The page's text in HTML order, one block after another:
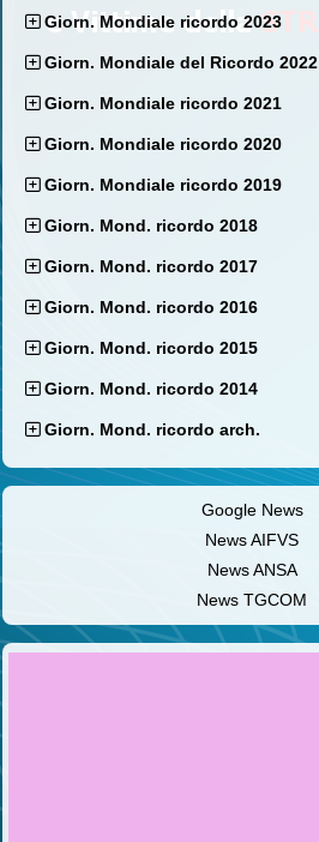
Giorn. Mondiale ricordo 2023
Giorn. Mondiale del Ricordo 2022
Giorn. Mondiale ricordo 2021
Giorn. Mondiale ricordo 2020
Giorn. Mondiale ricordo 2019
Giorn. Mond. ricordo 2018
Giorn. Mond. ricordo 2017
Giorn. Mond. ricordo 2016
Giorn. Mond. ricordo 2015
Giorn. Mond. ricordo 2014
Giorn. Mond. ricordo arch.
Google News
News AIFVS
News ANSA
News TGCOM